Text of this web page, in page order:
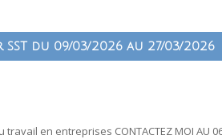
du 09/03/2026 au 27/03/2026
en entreprises CONTACTEZ MOI AU